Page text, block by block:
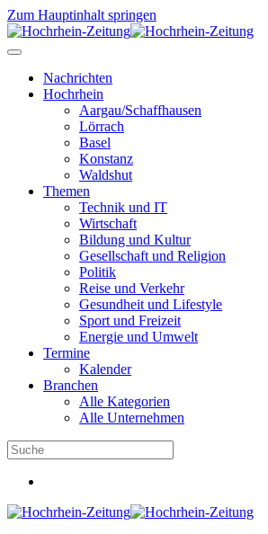
Zum Hauptinhalt springen
Nachrichten
Hochrhein
Aargau/Schaffhausen
Lörrach
Basel
Konstanz
Waldshut
Themen
Technik und IT
Wirtschaft
Bildung und Kultur
Gesellschaft und Religion
Politik
Reise und Verkehr
Gesundheit und Lifestyle
Sport und Freizeit
Energie und Umwelt
Termine
Kalender
Branchen
Alle Kategorien
Alle Unternehmen